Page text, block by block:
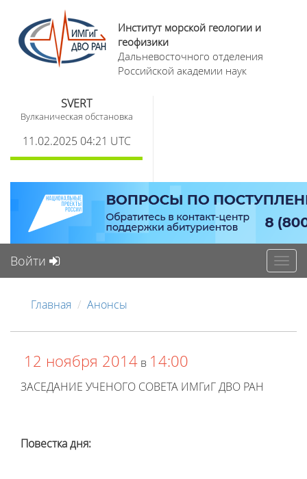
Институт морской геологии и
геофизики
Дальневосточного отделения
Российской академии наук
SVERT
Вулканическая обстановка
11.02.2025 04:21 UTC
Войти
Главная Анонсы
12 ноября 2014 в 14:00
ЗАСЕДАНИЕ УЧЕНОГО СОВЕТА ИМГиГ ДВО РАН
Повестка дня: